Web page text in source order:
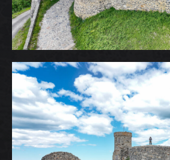
NOUS CONTACTER
ATTESTATIONS